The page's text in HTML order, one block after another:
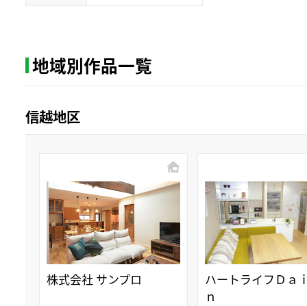
地域別作品一覧
信越地区
株式会社 サンプロ
ハートライフＤａ
ｎ